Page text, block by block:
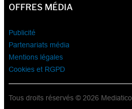
OFFRES MÉDIA
Publicité
Partenariats média
Mentions légales
Cookies et RGPD
Tous droits réservés © 2026 Mediatico